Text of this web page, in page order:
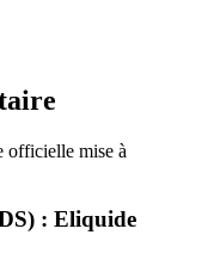
officielle mise à
: Eliquide